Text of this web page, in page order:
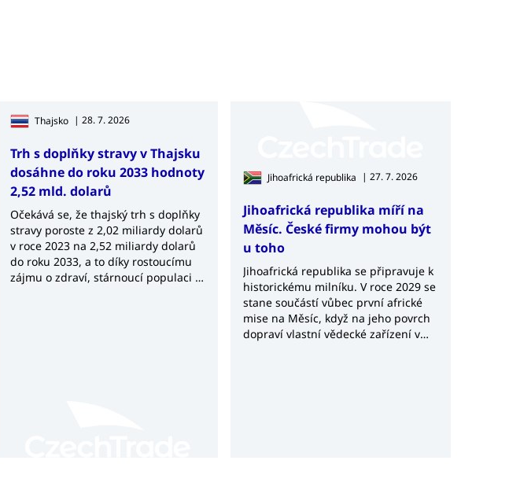
Thajsko | 28. 7. 2026
Trh s doplňky stravy v Thajsku
dosáhne do roku 2033 hodnoty
2,52 mld. dolarů
Očekává se, že thajský trh s doplňky
stravy poroste z 2,02 miliardy dolarů
v roce 2023 na 2,52 miliardy dolarů
do roku 2033, a to díky rostoucímu
zájmu o zdraví, stárnoucí populaci a
Jihoafrická republika | 27. 7. 2026
Jihoafrická republika míří na
Měsíc. České firmy mohou být
u toho
Jihoafrická republika se připravuje k
historickému milníku. V roce 2029 se
stane součástí vůbec první africké
mise na Měsíc, když na jeho povrch
dopraví vlastní vědecké zařízení v